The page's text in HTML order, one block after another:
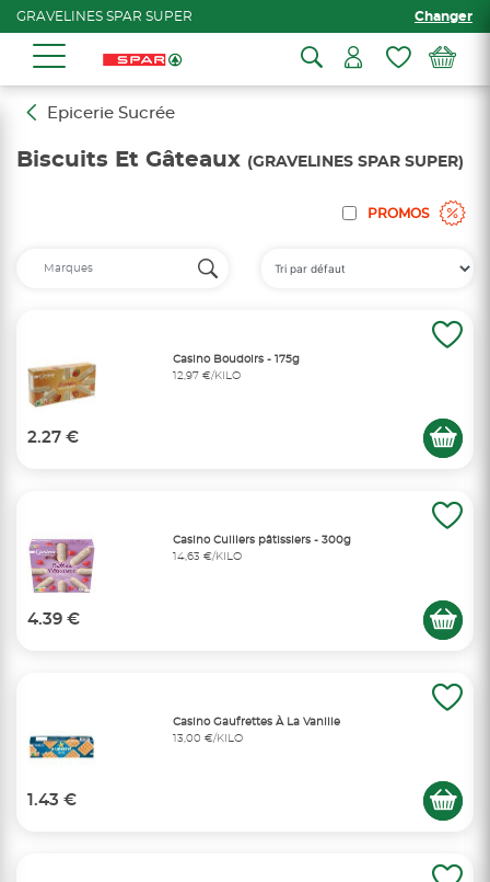
GRAVELINES SPAR SUPER Changer
Epicerie Sucrée
Biscuits Et Gâteaux (GRAVELINES SPAR SUPER)
PROMOS
Casino Boudoirs - 175g
12,97 €/KILO
2.27 €
Casino Cuillers pâtissiers - 300g
14,63 €/KILO
4.39 €
Casino Gaufrettes À La Vanille
13,00 €/KILO
1.43 €